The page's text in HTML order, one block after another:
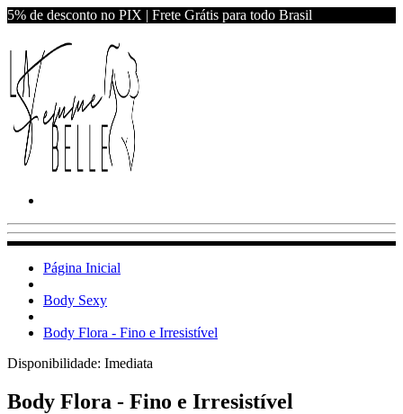
5% de desconto no PIX | Frete Grátis para todo Brasil
Página Inicial
Body Sexy
Body Flora - Fino e Irresistível
Disponibilidade: Imediata
Body Flora - Fino e Irresistível